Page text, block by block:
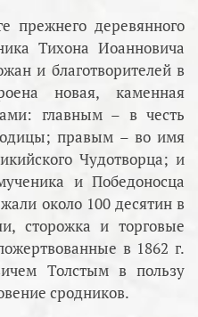
прежнего деревянного
Тихона Иоанновича
и благотворителей в
новая, каменная
главным – в честь
правым – во имя
Чудотворца; и
и Победоносца
около 100 десятин в
сторожка и торговые
в 1862 г.
Толстым в пользу
сродников.